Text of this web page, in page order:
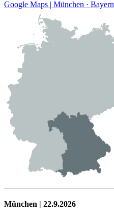
Google Maps | München · Bayern
München | 22.9.2026